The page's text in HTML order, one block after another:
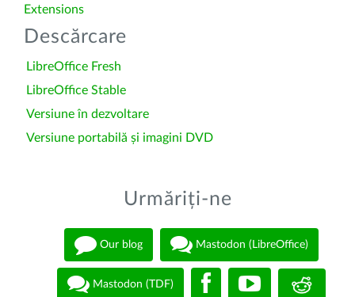
Extensions
Descărcare
LibreOffice Fresh
LibreOffice Stable
Versiune în dezvoltare
Versiune portabilă și imagini DVD
Urmăriți-ne
Our blog Mastodon (LibreOffice)
Mastodon (TDF)